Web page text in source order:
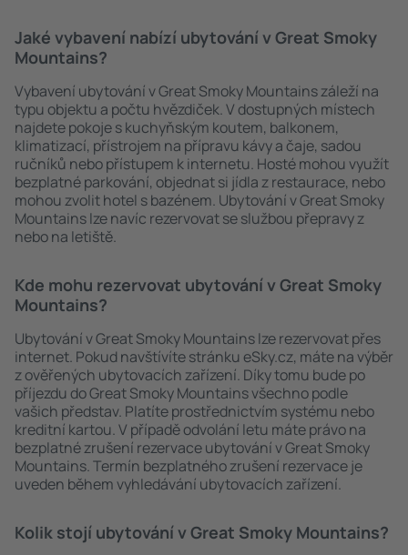
Jaké vybavení nabízí ubytování v Great Smoky
Mountains?
Vybavení ubytování v Great Smoky Mountains záleží na
typu objektu a počtu hvězdiček. V dostupných místech
najdete pokoje s kuchyňským koutem, balkonem,
klimatizací, přístrojem na přípravu kávy a čaje, sadou
ručníků nebo přístupem k internetu. Hosté mohou využít
bezplatné parkování, objednat si jídla z restaurace, nebo
mohou zvolit hotel s bazénem. Ubytování v Great Smoky
Mountains lze navíc rezervovat se službou přepravy z
nebo na letiště.
Kde mohu rezervovat ubytování v Great Smoky
Mountains?
Ubytování v Great Smoky Mountains lze rezervovat přes
internet. Pokud navštívíte stránku eSky.cz, máte na výběr
z ověřených ubytovacích zařízení. Díky tomu bude po
příjezdu do Great Smoky Mountains všechno podle
vašich představ. Platíte prostřednictvím systému nebo
kreditní kartou. V případě odvolání letu máte právo na
bezplatné zrušení rezervace ubytování v Great Smoky
Mountains. Termín bezplatného zrušení rezervace je
uveden během vyhledávání ubytovacích zařízení.
Kolik stojí ubytování v Great Smoky Mountains?